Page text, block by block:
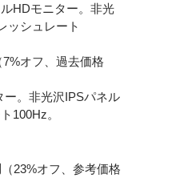
HDモニター。非光
ッシュレート
7%オフ、過去価格
ー。非光沢IPSパネル
100Hz。
（23%オフ、参考価格